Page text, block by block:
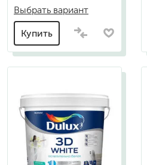
Выбрать вариант
Купить